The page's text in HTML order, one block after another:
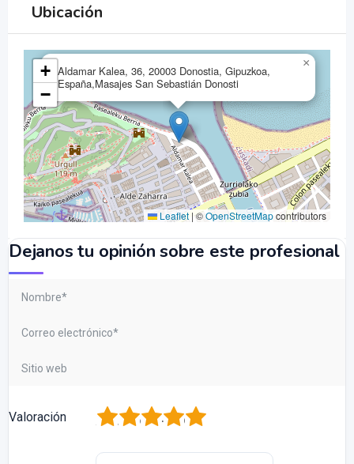
Ubicación
Aldamar Kalea, 36, 20003 Donostia, Gipuzkoa,
España,Masajes San Sebastián Donosti
×
+
−
Leaflet |©OpenStreetMapcontributors
Dejanos tu opinión sobre este profesional
Valoración 5
4
3
2